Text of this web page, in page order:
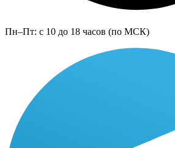
Пн–Пт: с 10 до 18 часов (по МСК)